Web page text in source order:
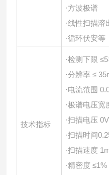
·方波极谱
·线性扫描溶
·循环伏安等
技术指标
·检测下限
·分辨率 ≤
·电流范围
·极谱电压
·扫描电压
·扫描时间
·扫描速度
·精密度 ≤1%